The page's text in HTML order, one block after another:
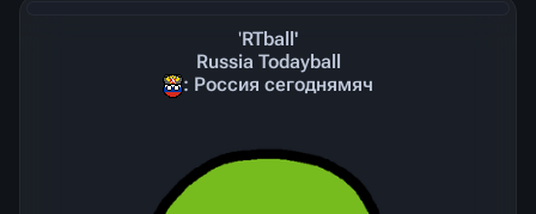
'RTball'
Russia Todayball
: Россия сегоднямяч